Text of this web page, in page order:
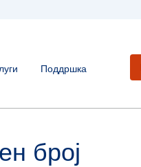
Поддршка
број